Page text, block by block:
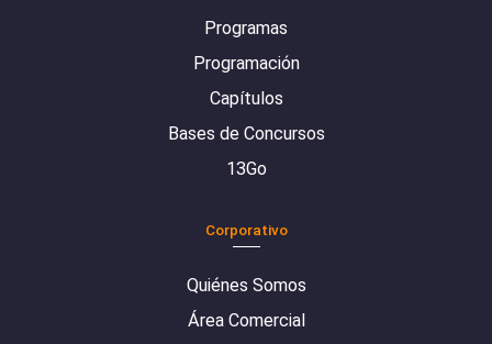
Programas
Programación
Capítulos
Bases de Concursos
13Go
Corporativo
Quiénes Somos
Área Comercial